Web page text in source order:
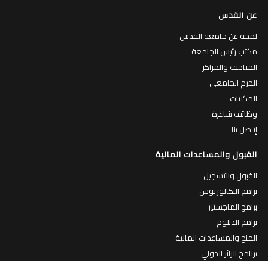
عن القدس
لمحة عن جامعة القدس
مكتب رئيس الجامعة
المتاحف والمراكز
الحرم الجامعي
المكتبات
وظائف شاغرة
إتـصل بنا
القبول والمساعدات المالية
القبول والتسجيل
برامج البكالوريوس
برامج الماجستير
برامج الدبلوم
المنح والمساعدات المالية
برنامج الزائر الدولي